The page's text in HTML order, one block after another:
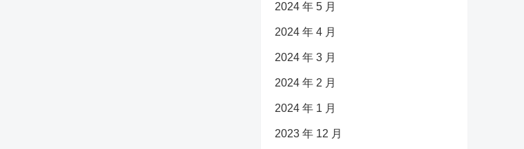
2024 年 5 月
2024 年 4 月
2024 年 3 月
2024 年 2 月
2024 年 1 月
2023 年 12 月